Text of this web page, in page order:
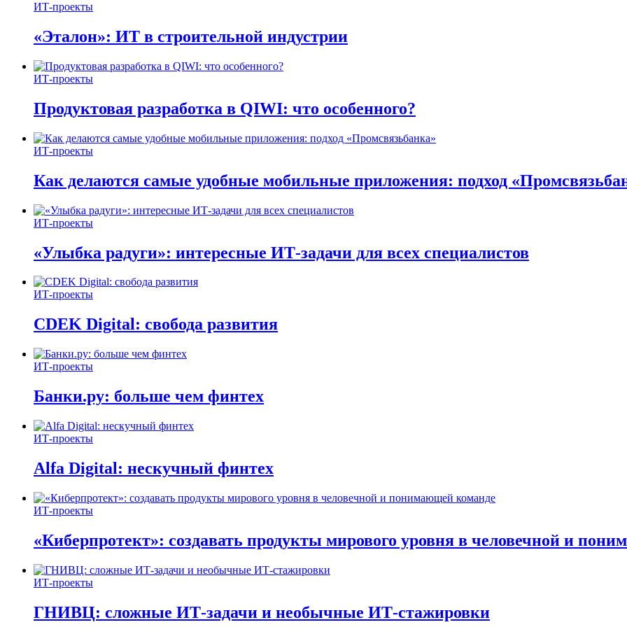
ИТ-проекты
«Эталон»: ИТ в строительной индустрии
ИТ-проекты
Продуктовая разработка в QIWI: что особенного?
ИТ-проекты
Как делаются самые удобные мобильные приложения: подход
ИТ-проекты
«Улыбка радуги»: интересные ИТ-задачи для всех специалистов
ИТ-проекты
CDEK Digital: свобода развития
ИТ-проекты
Банки.ру: больше чем финтех
ИТ-проекты
Alfa Digital: нескучный финтех
ИТ-проекты
«Киберпротект»: создавать продукты мирового уровня в человечной и
ИТ-проекты
ГНИВЦ: сложные ИТ‑задачи и необычные ИТ‑стажировки